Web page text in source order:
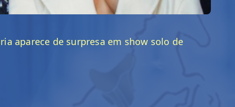
aparece de surpresa em show solo de